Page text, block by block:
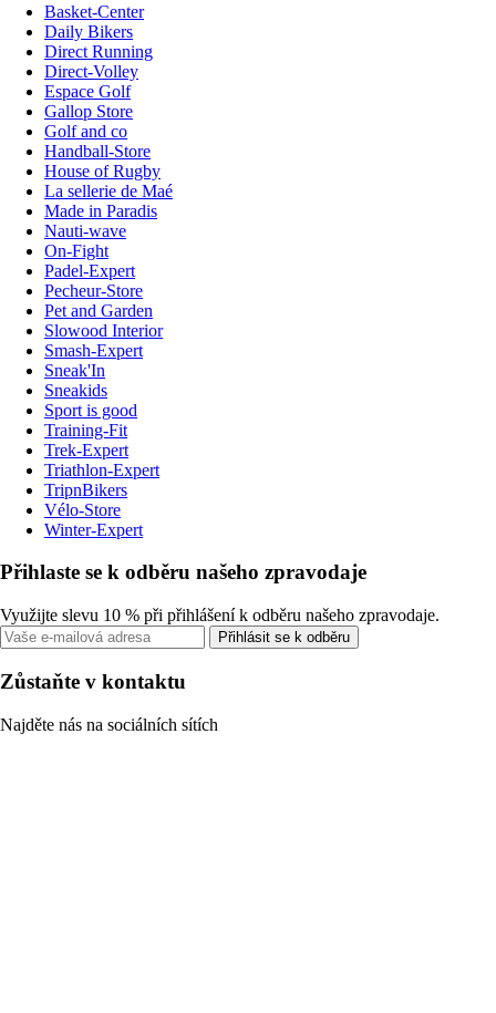
Basket-Center
Daily Bikers
Direct Running
Direct-Volley
Espace Golf
Gallop Store
Golf and co
Handball-Store
House of Rugby
La sellerie de Maé
Made in Paradis
Nauti-wave
On-Fight
Padel-Expert
Pecheur-Store
Pet and Garden
Slowood Interior
Smash-Expert
Sneak'In
Sneakids
Sport is good
Training-Fit
Trek-Expert
Triathlon-Expert
TripnBikers
Vélo-Store
Winter-Expert
Přihlaste se k odběru našeho zpravodaje
Využijte slevu 10 % při přihlášení k odběru našeho zpravodaje.
Přihlásit se k odběru
Zůstaňte v kontaktu
Najděte nás na sociálních sítích